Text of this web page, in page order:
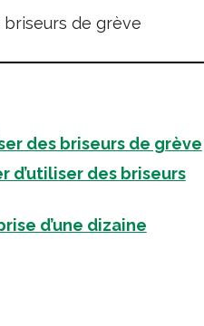
briseurs de grève
des briseurs de grève
d’utiliser des briseurs
d’une dizaine